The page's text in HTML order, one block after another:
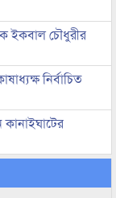
ইকবাল চৌধুরীর
নির্বাচিত
কানাইঘাটের